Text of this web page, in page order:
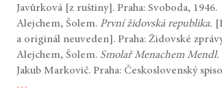
Javůrková [z ruštiny]. Praha: Svoboda, 1946.
Alejchem, Šolem. První židovská republika.
a originál neuveden]. Praha: Židovské
Alejchem, Šolem. Smolař Menachem Mendl.
Jakub Markovič. Praha: Československý
…